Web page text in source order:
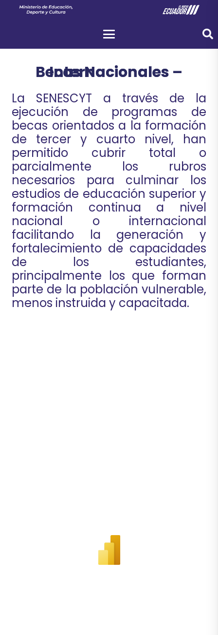
Becas Nacionales – Internacionales
La SENESCYT a través de la
ejecución de programas de
becas orientados a la formación
de tercer y cuarto nivel, han
permitido cubrir total o
parcialmente los rubros
necesarios para culminar los
estudios de educación superior y
formación continua a nivel
nacional o internacional
facilitando la generación y
fortalecimiento de capacidades
de los estudiantes,
principalmente los que forman
parte de la población vulnerable,
menos instruida y capacitada.